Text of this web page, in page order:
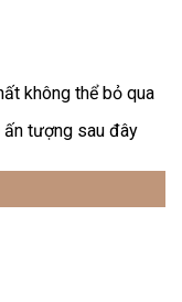
không thể bỏ qua
tượng sau đây